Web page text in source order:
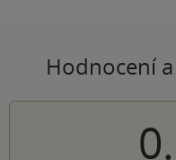
Hodnocení